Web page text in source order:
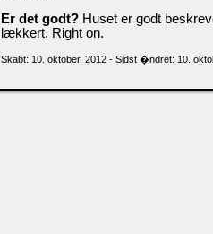
Er det godt? Huset er godt
lækkert. Right on.
Skabt: 10. oktober, 2012 - Sidst �ndret: 10.